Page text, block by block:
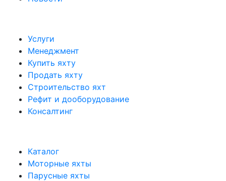
Услуги
Менеджмент
Купить яхту
Продать яхту
Строительство яхт
Рефит и дооборудование
Консалтинг
Каталог
Моторные яхты
Парусные яхты